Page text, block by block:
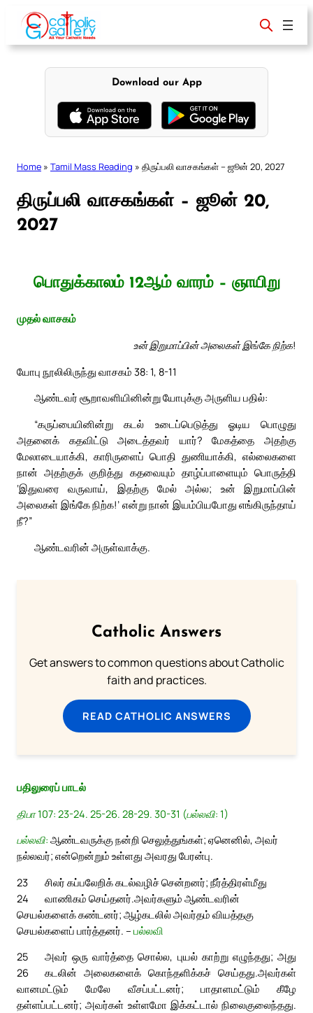
content
Download our App
Home » Tamil Mass Reading » திருப்பலி வாசகங்கள் – ஜூன் 20, 2027
திருப்பலி வாசகங்கள் – ஜூன் 20,
2027
பொதுக்காலம் 12ஆம் வாரம் – ஞாயிறு
முதல் வாசகம்
உன் இறுமாப்பின் அலைகள் இங்கே நிற்க!
யோபு நூலிலிருந்து வாசகம் 38: 1, 8-11
ஆண்டவர் சூறாவளியினின்று யோபுக்கு அருளிய பதில்:
“கருப்பையினின்று கடல் உடைப்பெடுத்து ஓடிய பொழுது
அதனைக் கதவிட்டு அடைத்தவர் யார்? மேகத்தை அதற்கு
மேலாடையாக்கி, காரிருளைப் பொதி துணியாக்கி, எல்லைகளை
நான் அதற்குக் குறித்து கதவையும் தாழ்ப்பாளையும் பொருத்தி
‘இதுவரை வருவாய், இதற்கு மேல் அல்ல; உன் இறுமாப்பின்
அலைகள் இங்கே நிற்க!’ என்று நான் இயம்பியபோது எங்கிருந்தாய்
நீ?”
ஆண்டவரின் அருள்வாக்கு.
Catholic Answers
Get answers to common questions about Catholic
faith and practices.
READ CATHOLIC ANSWERS
பதிலுரைப் பாடல்
திபா 107: 23-24. 25-26. 28-29. 30-31 (பல்லவி: 1)
பல்லவி: ஆண்டவருக்கு நன்றி செலுத்துங்கள்; ஏனெனில், அவர்
நல்லவர்; என்றென்றும் உள்ளது அவரது பேரன்பு.
23
சிலர் கப்பலேறிக் கடல்வழிச் சென்றனர்; நீர்த்திரள்மீது
வாணிகம் செய்தனர்.
24
அவர்களும் ஆண்டவரின்
செயல்களைக் கண்டனர்; ஆழ்கடலில் அவர்தம் வியத்தகு
செயல்களைப் பார்த்தனர். – பல்லவி
25
அவர் ஒரு வார்த்தை சொல்ல, புயல் காற்று எழுந்தது; அது
கடலின் அலைகளைக் கொந்தளிக்கச் செய்தது.
26
அவர்கள்
வானமட்டும் மேலே வீசப்பட்டனர்; பாதாளமட்டும் கீழே
தள்ளப்பட்டனர்; அவர்கள் உள்ளமோ இக்கட்டால் நிலைகுலைந்தது.